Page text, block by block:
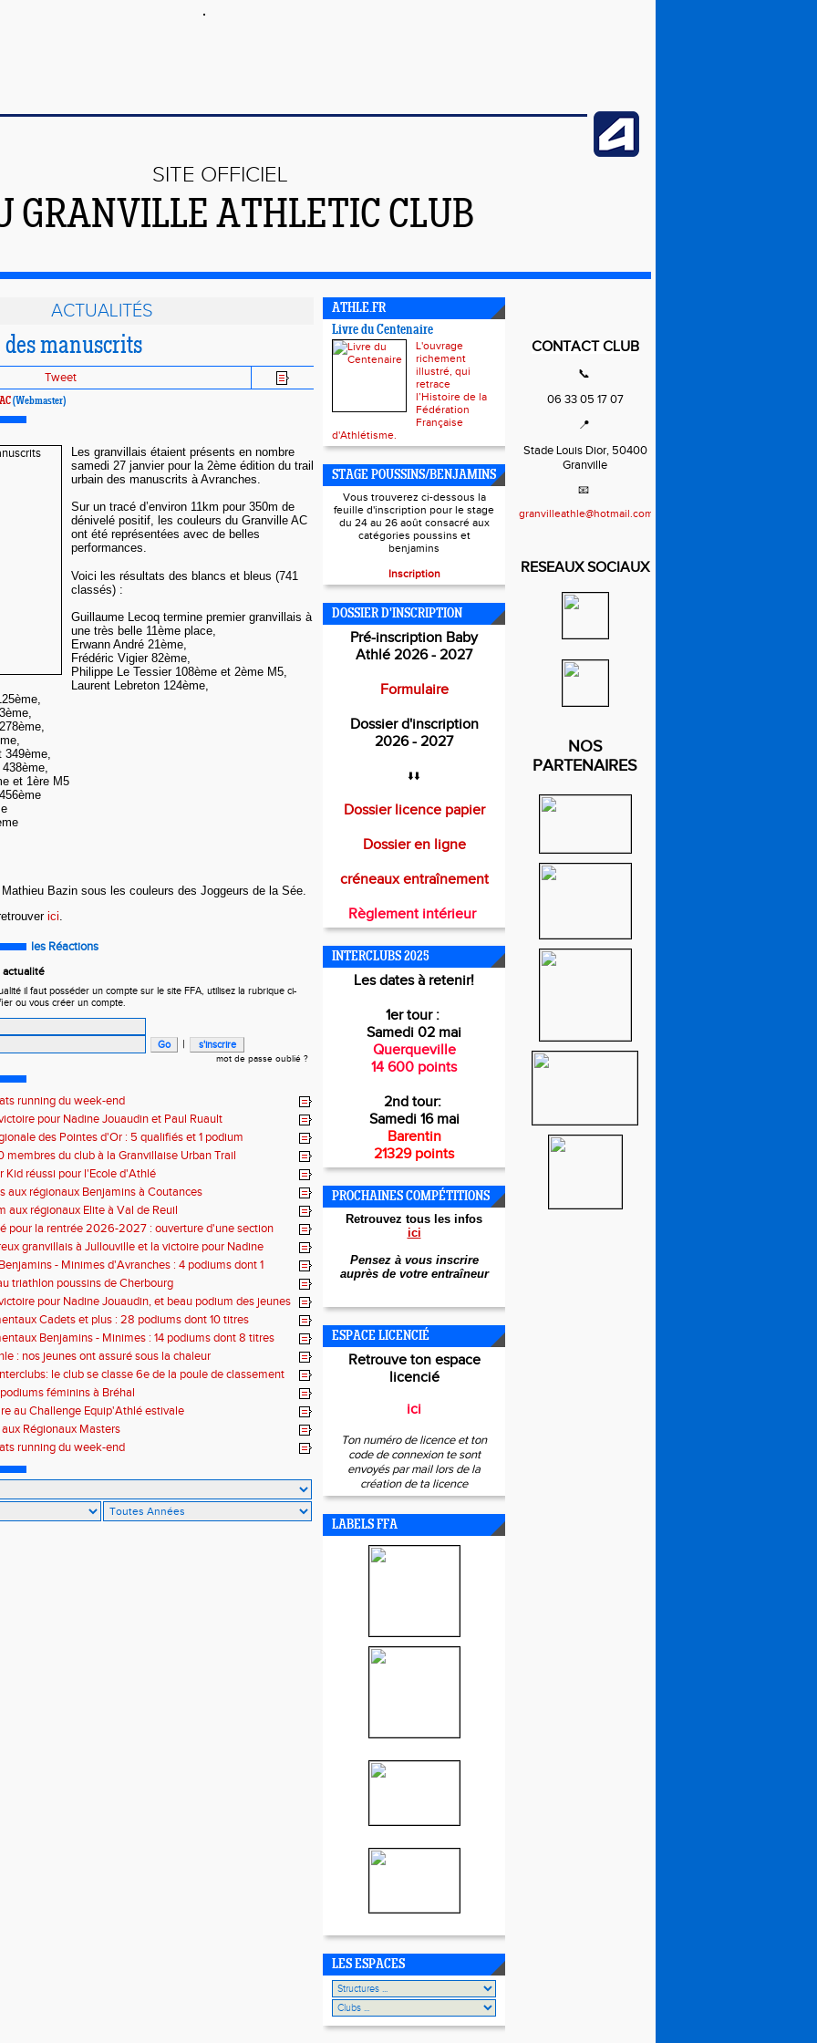
SITE OFFICIEL
GRANVILLE ATHLETIC CLUB
ACTUALITÉS
manuscrits
Tweet
(Webmaster)
Les granvillais étaient présents en nombre
samedi 27 janvier pour la 2ème édition du trail
urbain des manuscrits à Avranches.
Sur un tracé d’environ 11km pour 350m de
dénivelé positif, les couleurs du Granville AC
ont été représentées avec de belles
performances.
Voici les résultats des blancs et bleus (741
classés) :
Guillaume Lecoq termine premier granvillais à
une très belle 11ème place,
Erwann André 21ème,
Frédéric Vigier 82ème,
Philippe Le Tessier 108ème et 2ème M5,
Laurent Lebreton 124ème,
349ème,
et 1ère M5
Bazin sous les couleurs des Joggeurs de la Sée.
ici.
les Réactions
actualité
il faut posséder un compte sur le site FFA, utilisez la rubrique ci-
ou vous créer un compte.
|
mot de passe oublié ?
running du week-end
pour Nadine Jouaudin et Paul Ruault
des Pointes d'Or : 5 qualifiés et 1 podium
membres du club à la Granvillaise Urban Trail
Kid réussi pour l'Ecole d'Athlé
aux régionaux Benjamins à Coutances
aux régionaux Elite à Val de Reuil
pour la rentrée 2026-2027 : ouverture d'une section
granvillais à Jullouville et la victoire pour Nadine
Marius Delchard- Minimes d'Avranches : 4 podiums dont 1
triathlon poussins de Cherbourg
pour Nadine Jouaudin, et beau podium des jeunes
à Saint-LoupCadets et plus : 28 podiums dont 10 titres
Benjamins - Minimes : 14 podiums dont 8 titres
: nos jeunes ont assuré sous la chaleur
le club se classe 6e de la poule de classement
féminins à Bréhal
au Challenge Equip'Athlé estivale
Régionaux Masters
running du week-end
ATHLE.FR
Livre du Centenaire
L'ouvrage
richement
illustré, qui
retrace
l’Histoire de la
Fédération
Française
d'Athlétisme.
STAGE POUSSINS/BENJAMINS
Vous trouverez ci-dessous la
feuille d'inscription pour le stage
du 24 au 26 août consacré aux
catégories poussins et
benjamins
Inscription
DOSSIER D'INSCRIPTION
Pré-inscription Baby
Athlé 2026 - 2027
Formulaire
Dossier d'inscription
2026 - 2027
⬇️⬇️
Dossier licence papier
Dossier en ligne
créneaux entraînement
Règlement intérieur
INTERCLUBS 2025
Les dates à retenir!
1er tour :
Samedi 02 mai
Querqueville
14 600 points
2nd tour:
Samedi 16 mai
Barentin
21329 points
PROCHAINES COMPÉTITIONS
Retrouvez tous les infos
ici
Pensez à vous inscrire
auprès de votre entraîneur
ESPACE LICENCIÉ
Retrouve ton espace
licencié
ici
Ton numéro de licence et ton
code de connexion te sont
envoyés par mail lors de la
création de ta licence
LABELS FFA
LES ESPACES
CONTACT CLUB
📞
06 33 05 17 07
📍
Stade Louis Dior, 50400
Granville
📧
granvilleathle@hotmail.com
RESEAUX SOCIAUX
NOS
PARTENAIRES